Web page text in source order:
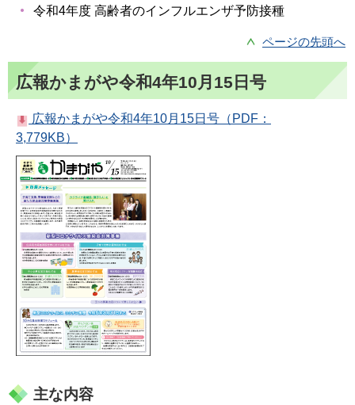
令和4年度 高齢者のインフルエンザ予防接種
ページの先頭へ
広報かまがや令和4年10月15日号
広報かまがや令和4年10月15日号（PDF：
3,779KB）
主な内容